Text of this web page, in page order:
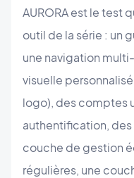
AURORA est le test
outil de la série : un
une navigation
visuelle
logo), des comptes
authentification,
couche de gestion
régulières, une